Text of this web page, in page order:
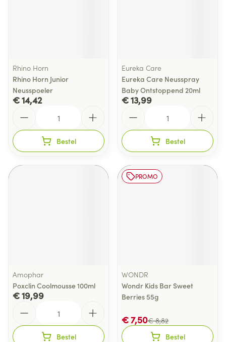
Rhino Horn
Rhino Horn Junior
Neusspoeler
€ 14,42
Bestel
Eureka Care
Eureka Care Neusspray
Baby Ontstoppend 20ml
€ 13,99
Bestel
Amophar
Poxclin Coolmousse 100ml
€ 19,99
Bestel
PROMO
WONDR
Wondr Kids Bar Sweet
Berries 55g
€ 8,82
€ 7,50
Bestel